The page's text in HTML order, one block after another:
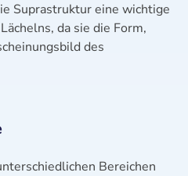
Suprastruktur eine wichtige
da sie die Form,
des
Bereichen